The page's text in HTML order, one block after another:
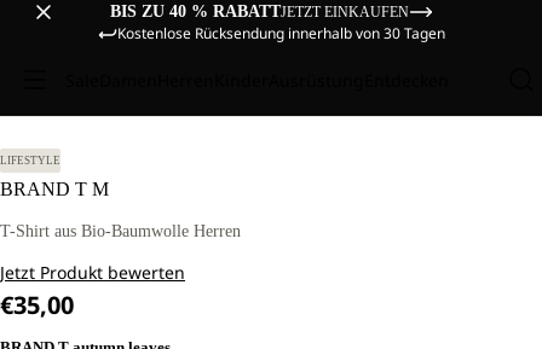
BIS ZU 40 % RABATTJETZT EINKAUFEN
Kostenlose Rücksendung innerhalb von 30 Tagen
L
LIFESTYLE
BRAND T M
T-Shirt aus Bio-Baumwolle Herren
Jetzt Produkt bewerten
€35,00